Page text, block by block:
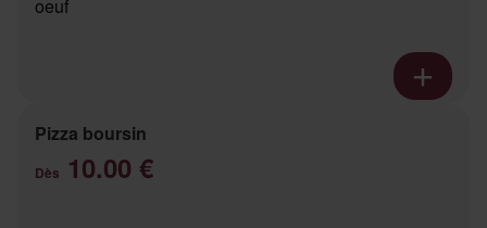
oeuf
Pizza boursin
Dès 10.00 €